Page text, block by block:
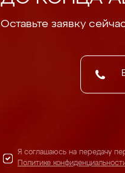
Оставьте заявку
Я соглашаюсь на передачу
Политике